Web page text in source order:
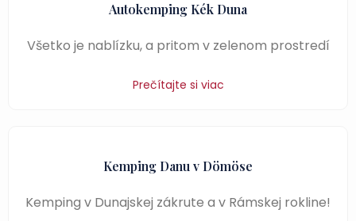
Autokemping Kék Duna
Všetko je nablízku, a pritom v zelenom prostredí
Prečítajte si viac
Kemping Danu v Dömöse
Kemping v Dunajskej zákrute a v Rámskej rokline!